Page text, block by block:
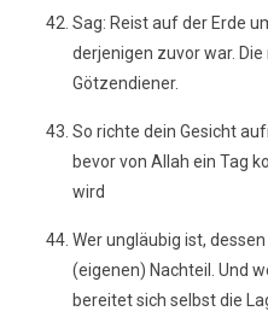
Sag: Reist auf der Erde
derjenigen zuvor war.
Götzendiener.
So richte dein Gesicht
bevor von Allah ein Tag
wird
Wer ungläubig ist,
(eigenen) Nachteil. Und
bereitet sich selbst die